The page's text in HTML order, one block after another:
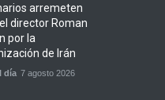
arremeten
director Roman
por la
de Irán
día 7 agosto 2026